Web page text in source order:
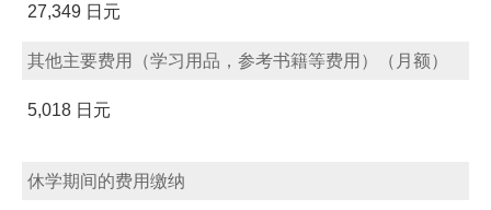
27,349 日元
其他主要费用（学习用品，参考书籍等费用）（月额）
5,018 日元
休学期间的费用缴纳